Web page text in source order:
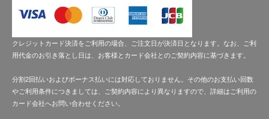
クレジットカード決済をご利用の場合、ご注文日が決済日となります。なお、ご利
用代金のお引き落とし日は、お客様とカード会社とのご契約内容に基づきます。
分割2回払いおよびボーナス払いには対応しておりません。その他のお支払い回数
やご利用条件につきましては、ご契約内容により異なりますので、詳細はご利用の
カード会社へお問い合わせください。